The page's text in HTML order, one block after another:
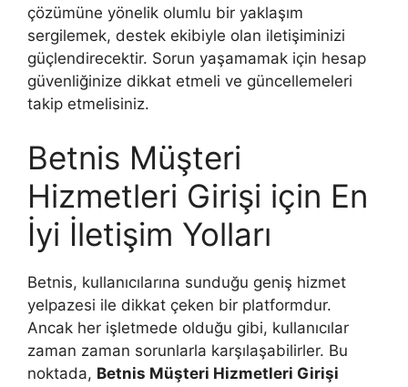
çözümüne yönelik olumlu bir yaklaşım
sergilemek, destek ekibiyle olan iletişiminizi
güçlendirecektir. Sorun yaşamamak için hesap
güvenliğinize dikkat etmeli ve güncellemeleri
takip etmelisiniz.
Betnis Müşteri
Hizmetleri Girişi için En
İyi İletişim Yolları
Betnis, kullanıcılarına sunduğu geniş hizmet
yelpazesi ile dikkat çeken bir platformdur.
Ancak her işletmede olduğu gibi, kullanıcılar
zaman zaman sorunlarla karşılaşabilirler. Bu
noktada, Betnis Müşteri Hizmetleri Girişi